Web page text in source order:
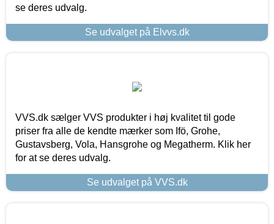
se deres udvalg.
Se udvalget på Elvvs.dk
VVS.dk sælger VVS produkter i høj kvalitet til gode
priser fra alle de kendte mærker som Ifö, Grohe,
Gustavsberg, Vola, Hansgrohe og Megatherm. Klik her
for at se deres udvalg.
Se udvalget på VVS.dk